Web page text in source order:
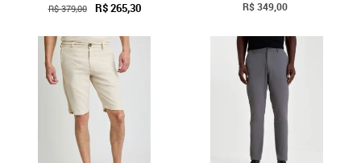
R$ 379,00 R$ 265,30 R$ 349,00